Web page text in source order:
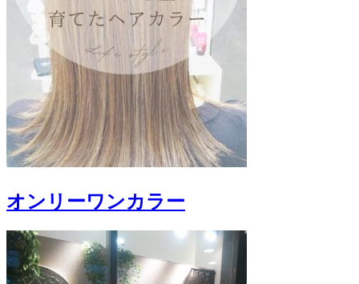
オンリーワンカラー